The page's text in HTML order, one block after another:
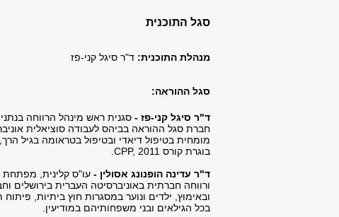
סגל התוכנית
מנהלת התוכנית: ד"ר סיגל קני-פז
סגל ההוראה:
ד"ר סיגל קני-פז - סגנית ראש מינהל הרווחה
חברת סגל ההוראה בביהס לעבודה סוציאלית
מומחית בטיפול דיאדי ובטיפול בטראומה בגיל
בוגרת קורס CPP, 2011
ד"ר עדינה הופנונג אסולין - עו"ס קלינית, מפתחת
ובאימוץ, ילדים ונוער במסגרות חוץ ביתיות,
בכל הגילאים ובני משפחותיהם במודיעין.